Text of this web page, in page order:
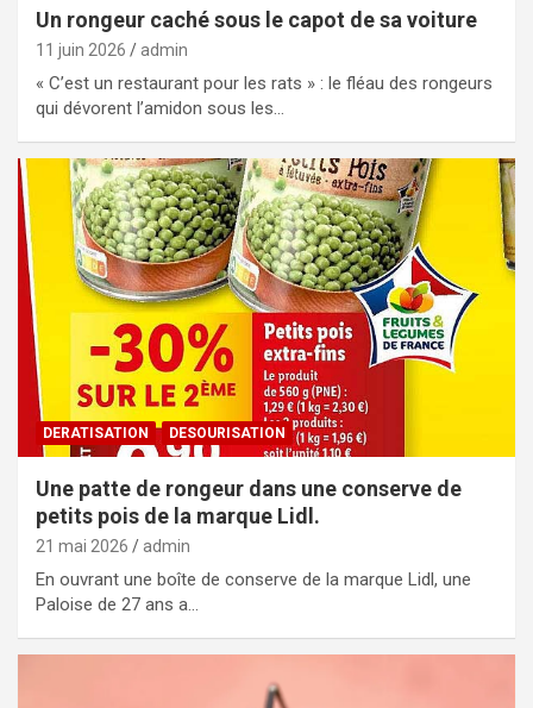
Un rongeur caché sous le capot de sa voiture
11 juin 2026 admin
« C’est un restaurant pour les rats » : le fléau des rongeurs
qui dévorent l’amidon sous les…
DERATISATION DESOURISATION
Une patte de rongeur dans une conserve de
petits pois de la marque Lidl.
21 mai 2026 admin
En ouvrant une boîte de conserve de la marque Lidl, une
Paloise de 27 ans a…